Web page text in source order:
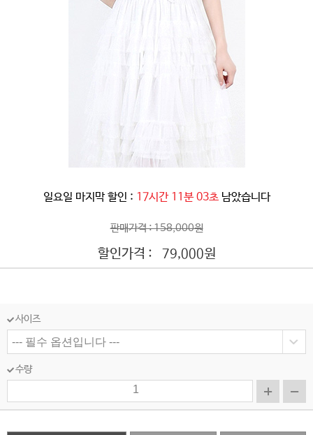
일요일 마지막 할인 : 17시간 11분 00초 남았습니다
판매가격 : 158,000원
할인가격 : 79,000원
사이즈
수량